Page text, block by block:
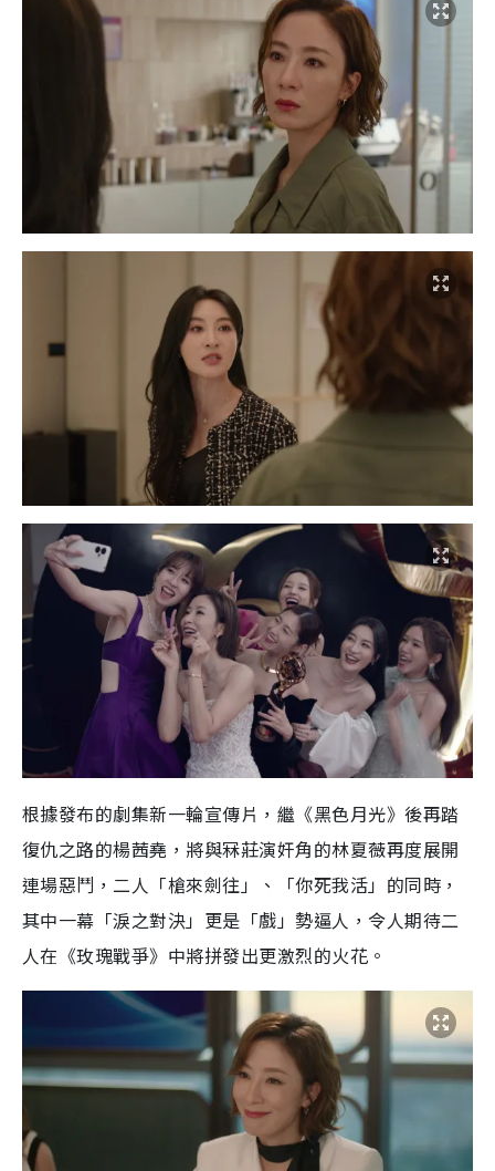
根據發布的劇集新一輪宣傳片，繼《黑色月光》後再踏
復仇之路的楊茜堯，將與冧莊演奸角的林夏薇再度展開
連場惡鬥，二人「槍來劍往」、「你死我活」的同時，
其中一幕「淚之對決」更是「戲」勢逼人，令人期待二
人在《玫瑰戰爭》中將拼發出更激烈的火花。